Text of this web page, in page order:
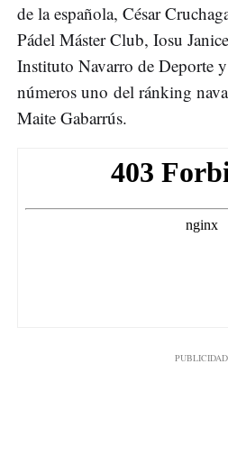
de la española, César
Pádel Máster Club, Iosu
Instituto Navarro de Deporte
números uno del ránking
Maite Gabarrús.